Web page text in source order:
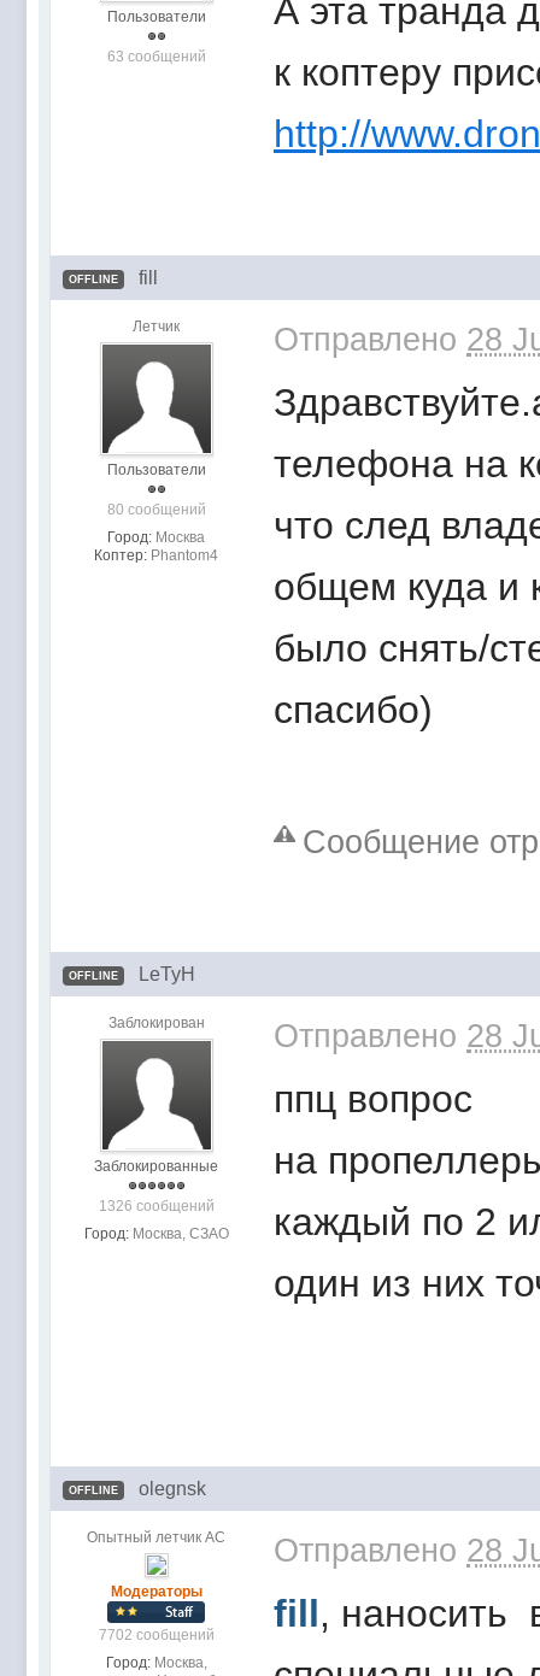
Пользователи
63 сообщений
А эта транда
к коптеру
http://
OFFLINE fill
Летчик
Пользователи
80 сообщений
Город: Москва
Коптер: Phantom4
Отправлено 28
телефона на
что след
общем куда и
было снять/
спасибо)
Сообщение
OFFLINE LeTyH
Заблокирован
Заблокированные
1326 сообщений
Город: Москва, СЗАО
Отправлено 28
ппц вопрос
на
каждый по 2
один из них
OFFLINE olegnsk
Опытный летчик АС
Модераторы
7702 сообщений
Город: Москва,
Отправлено 28
fill, наносить